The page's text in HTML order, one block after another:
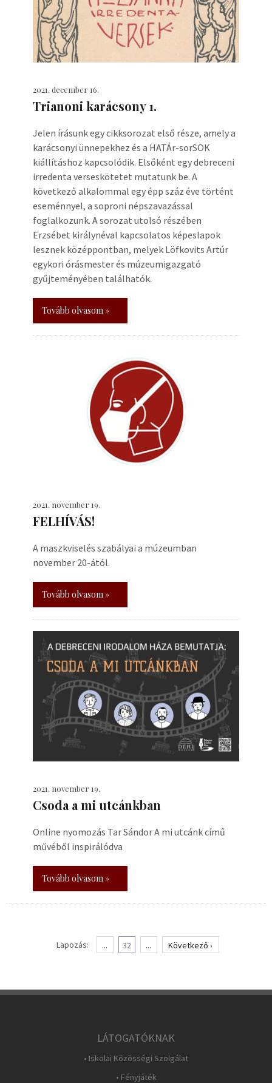
2021. december 16.
Trianoni karácsony 1.
Jelen írásunk egy cikksorozat első része, amely a
karácsonyi ünnepekhez és a HATÁr-sorSOK
kiállításhoz kapcsolódik. Elsőként egy debreceni
irredenta verseskötetet mutatunk be. A
következő alkalommal egy épp száz éve történt
eseménnyel, a soproni népszavazással
foglalkozunk. A sorozat utolsó részében
Erzsébet királynéval kapcsolatos képeslapok
lesznek középpontban, melyek Löfkovits Artúr
egykori órásmester és múzeumigazgató
gyűjteményében találhatók.
Tovább olvasom »
2021. november 19.
FELHÍVÁS!
A maszkviselés szabályai a múzeumban
november 20-ától.
Tovább olvasom »
2021. november 19.
Csoda a mi utcánkban
Online nyomozás Tar Sándor A mi utcánk című
művéből inspirálódva
Tovább olvasom »
Lapozás: ... 32 ... Következő ›
LÁTOGATÓKNAK
• Iskolai Közösségi Szolgálat
• Fényjáték